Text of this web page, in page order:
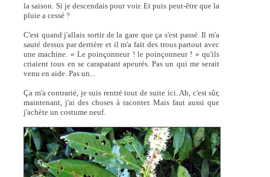
la saison. Si je descendais pour voir. Et puis peut-être que la
pluie a cessé ?
C'est quand j'allais sortir de la gare que ça s'est passé. Il m'a
sauté dessus par derrière et il m'a fait des trous partout avec
une machine. « Le poinçonneur ! le poinçonneur ! » qu'ils
criaient tous en se carapatant apeurés. Pas un qui me serait
venu en aide. Pas un...
Ça m'a contrarié, je suis rentré tout de suite ici. Ah, c'est sûr,
maintenant, j'ai des choses à raconter. Mais faut aussi que
j'achète un costume neuf.